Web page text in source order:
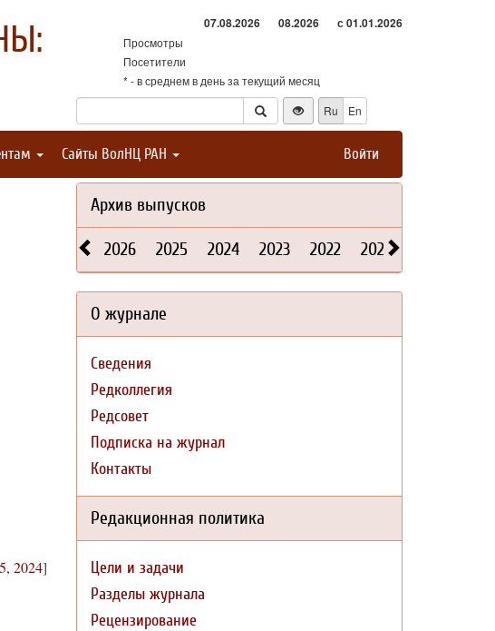
07.08.2026 08.2026 с 01.01.2026
Просмотры
Посетители
* - в среднем в день за текущий месяц
Ru
En
Сайты ВолНЦ РАН Войти
2024]
Архив выпусков
2026 2025 2024 2023 2022 2021
О журнале
Сведения
Редколлегия
Редсовет
Подписка на журнал
Контакты
Редакционная политика
Цели и задачи
Разделы журнала
Рецензирование